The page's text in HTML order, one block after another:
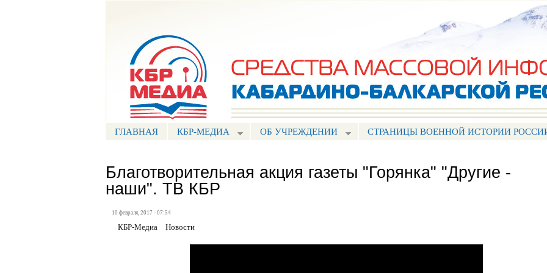
ГЛАВНАЯ КБР-МЕДИА ОБ УЧРЕЖДЕНИИ СТРАНИЦЫ ВОЕННОЙ ИСТОРИИ
Благотворительная акция газеты "Горянка" "Другие -
наши". ТВ КБР
10 февраля, 2017 - 07:54
КБР-Медиа Новости